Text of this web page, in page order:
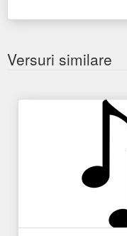
Versuri similare